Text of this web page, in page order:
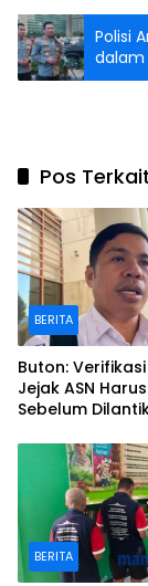
Polisi
dalam
Pos
BERITA
Buton:
Jejak ASN
Sebelum
BERITA